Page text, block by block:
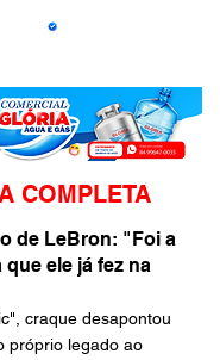
de LeBron: "Foi a
ele já fez na
craque desapontou
próprio legado ao
COMPLETA